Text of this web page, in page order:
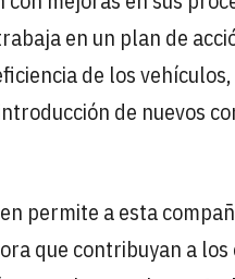
en un plan de
de los
de nuevos
permite a esta
que contribuyan a